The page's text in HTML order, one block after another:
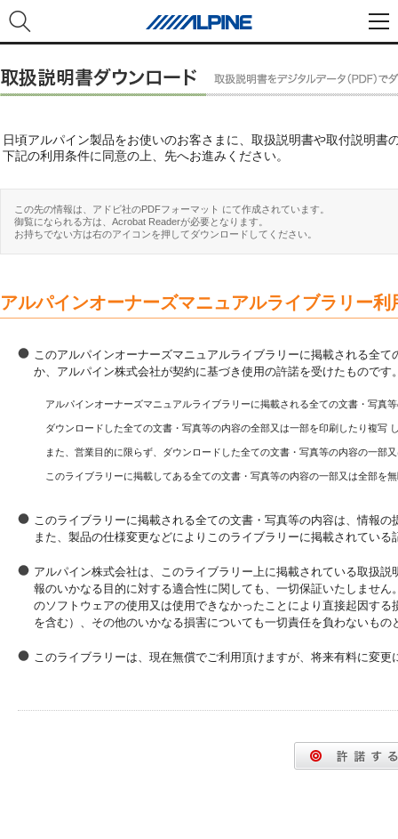
日頃アルパイン製品をお使いのお客さまに、取扱説明書や取付説明書
下記の利用条件に同意の上、先へお進みください。
この先の情報は、アドビ社のPDFフォーマット にて作成されています。
御覧になられる方は、Acrobat Readerが必要となります。
お持ちでない方は右のアイコンを押してダウンロードしてください。
アルパインオーナーズマニュアルライブラリー利
このアルパインオーナーズマニュアルライブラリーに掲載される全
か、アルパイン株式会社が契約に基づき使用の許諾を受けたもので
アルパインオーナーズマニュアルライブラリーに掲載される全ての文書・写真
ダウンロードした全ての文書・写真等の内容の全部又は一部を印刷したり複写
また、営業目的に限らず、ダウンロードした全ての文書・写真等の内容の一
このライブラリーに掲載してある全ての文書・写真等の内容の一部又は全部を
このライブラリーに掲載される全ての文書・写真等の内容は、情報
また、製品の仕様変更などによりこのライブラリーに掲載されてい
アルパイン株式会社は、このライブラリー上に掲載されている取扱
報のいかなる目的に対する適合性に関しても、一切保証いたしませ
のソフトウェアの使用又は使用できなかったことにより直接起因す
を含む）、その他のいかなる損害についても一切責任を負わないもの
このライブラリーは、現在無償でご利用頂けますが、将来有料に変